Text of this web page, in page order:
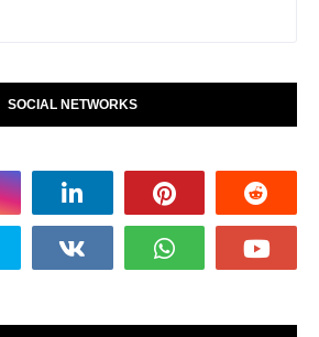
SOCIAL NETWORKS